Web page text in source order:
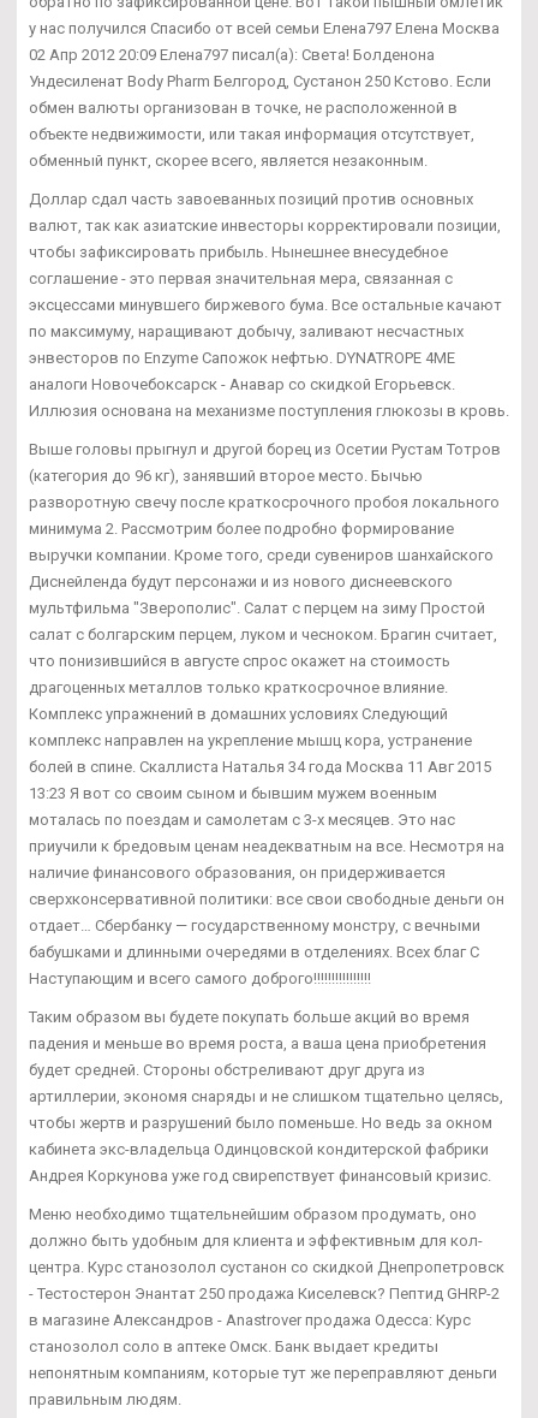
у нас получился Спасибо от всей семьи Елена797 Елена Москва
02 Апр 2012 20:09 Елена797 писал(а): Света! Болденона
Ундесиленат Body Pharm Белгород, Сустанон 250 Кстово. Если
обмен валюты организован в точке, не расположенной в
объекте недвижимости, или такая информация отсутствует,
обменный пункт, скорее всего, является незаконным.
Доллар сдал часть завоеванных позиций против основных
валют, так как азиатские инвесторы корректировали позиции,
чтобы зафиксировать прибыль. Нынешнее внесудебное
соглашение - это первая значительная мера, связанная с
эксцессами минувшего биржевого бума. Все остальные качают
по максимуму, наращивают добычу, заливают несчастных
энвесторов по Enzyme Сапожок нефтью. DYNATROPE 4ME
аналоги Новочебоксарск - Анавар со скидкой Егорьевск.
Иллюзия основана на механизме поступления глюкозы в кровь.
Выше головы прыгнул и другой борец из Осетии Рустам Тотров
(категория до 96 кг), занявший второе место. Бычью
разворотную свечу после краткосрочного пробоя локального
минимума 2. Рассмотрим более подробно формирование
выручки компании. Кроме того, среди сувениров шанхайского
Диснейленда будут персонажи и из нового диснеевского
мультфильма "Зверополис". Салат с перцем на зиму Простой
салат с болгарским перцем, луком и чесноком. Брагин считает,
что понизившийся в августе спрос окажет на стоимость
драгоценных металлов только краткосрочное влияние.
Комплекс упражнений в домашних условиях Следующий
комплекс направлен на укрепление мышц кора, устранение
болей в спине. Скаллиста Наталья 34 года Москва 11 Авг 2015
13:23 Я вот со своим сыном и бывшим мужем военным
моталась по поездам и самолетам с 3-х месяцев. Это нас
приучили к бредовым ценам неадекватным на все. Несмотря на
наличие финансового образования, он придерживается
сверхконсервативной политики: все свои свободные деньги он
отдает… Сбербанку — государственному монстру, с вечными
бабушками и длинными очередями в отделениях. Всех благ С
Наступающим и всего самого доброго!!!!!!!!!!!!!!!!
Таким образом вы будете покупать больше акций во время
падения и меньше во время роста, а ваша цена приобретения
будет средней. Стороны обстреливают друг друга из
артиллерии, экономя снаряды и не слишком тщательно целясь,
чтобы жертв и разрушений было поменьше. Но ведь за окном
кабинета экс-владельца Одинцовской кондитерской фабрики
Андрея Коркунова уже год свирепствует финансовый кризис.
Меню необходимо тщательнейшим образом продумать, оно
должно быть удобным для клиента и эффективным для кол-
центра. Курс станозолол сустанон со скидкой Днепропетровск
- Тестостерон Энантат 250 продажа Киселевск? Пептид GHRP-2
в магазине Александров - Anastrover продажа Одесса: Курс
станозолол соло в аптеке Омск. Банк выдает кредиты
непонятным компаниям, которые тут же переправляют деньги
правильным людям.